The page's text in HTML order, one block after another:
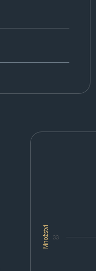
Množství 33